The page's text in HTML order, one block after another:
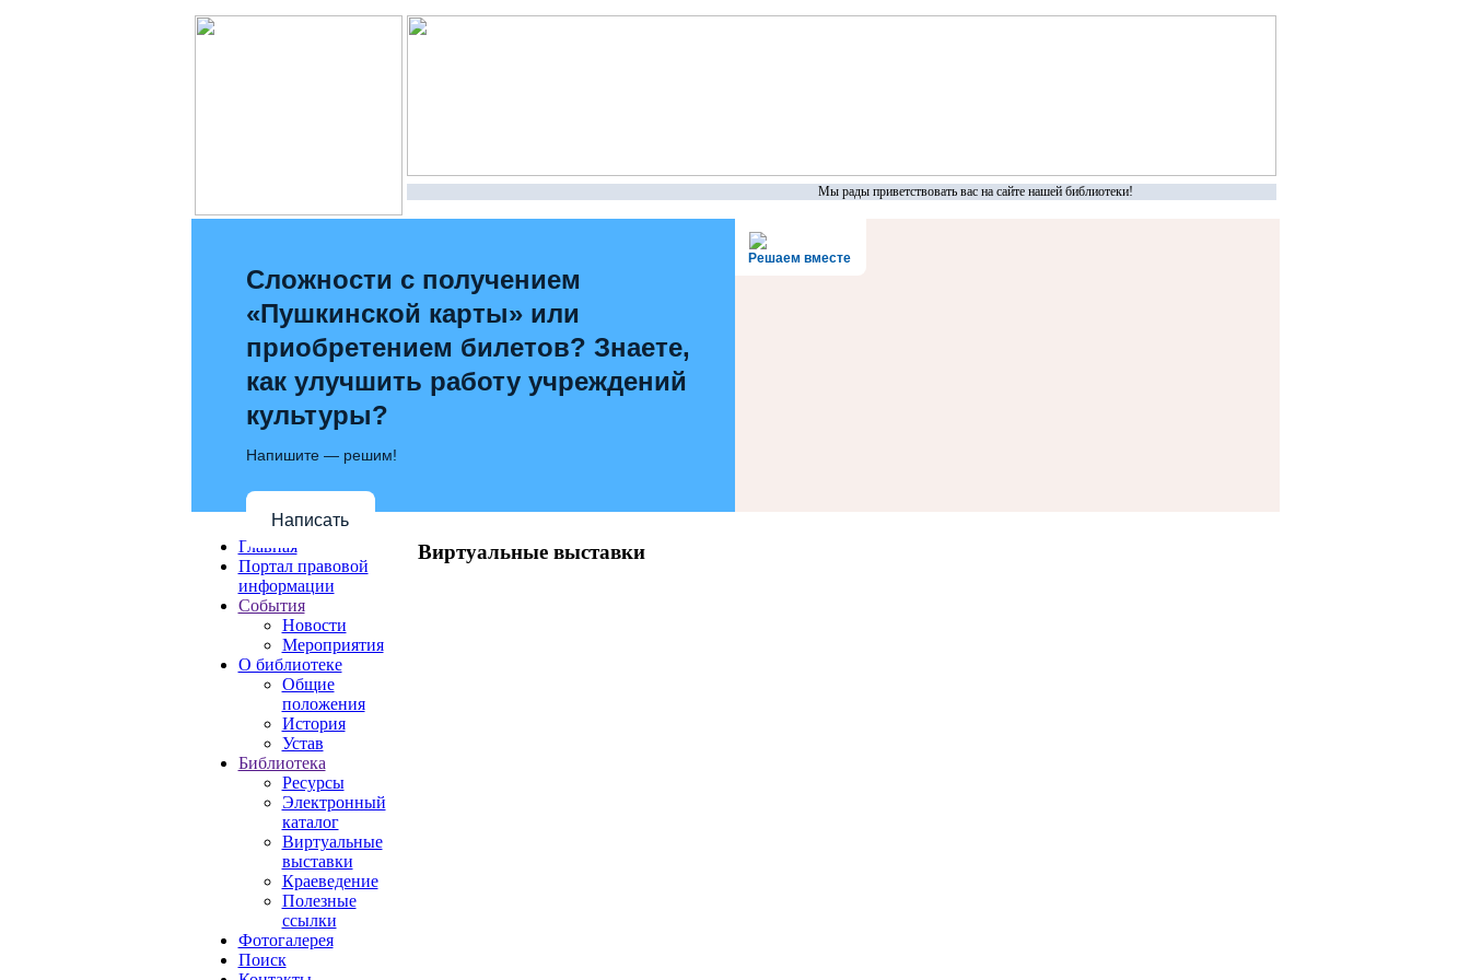
Мы рады приветствовать вас на сайте нашей библиотеки!
Решаем вместе
Сложности с получением
«Пушкинской карты» или
приобретением билетов? Знаете,
как улучшить работу учреждений
культуры?
Напишите — решим!
Написать
Главная
Портал правовой
информации
События
Новости
Мероприятия
О библиотеке
Общие
положения
История
Устав
Библиотека
Ресурсы
Электронный
каталог
Виртуальные
выставки
Краеведение
Полезные
ссылки
Фотогалерея
Поиск
Виртуальные выставки